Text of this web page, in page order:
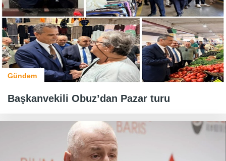
Gündem
Başkanvekili Obuz’dan Pazar turu